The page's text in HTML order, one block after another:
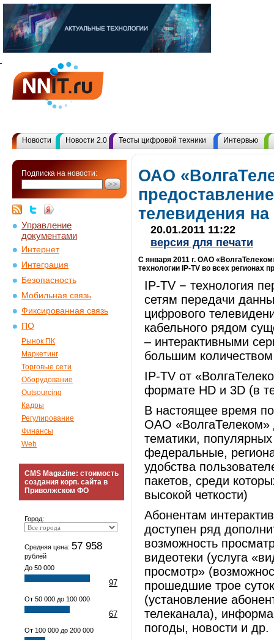
Новости Новости 2.0 Тесты цифровой техники Интервью
Подписка на новости:
Управление
документами
Интернет
Интеграция
Безопасность
Мобильная связь
Фиксированная связь
ПО
Рынок ПК
Маркетинг
Торговые сети
Оборудование
Outsourcing
Кадры
Регулирование
Финансы
Web
CMS Magazine: стоимость
создания корп. сайта в
Приволжском ФО
Город:
Средняя цена: 57 958
рублей
До 50 000
97
От 50 000 до 100 000
67
От 100 000 до 200 000
ОАО
телевидения
20.01.2011 11:22
версия для печати
С января 2011 г. ОАО
технологии IP-TV во всех регионах
IP-TV − технология
сетям передачи
цифрового
кабельного рядом
– интерактивными
большим
IP-TV от
формате HD и 3D (в
В настоящее время
ОАО «ВолгаТелеком»
тематики,
федеральные,
удобства
пакетов, среди
высокой четкости)
Абонентам
доступен ряд
возможность
видеотеки (услуга
просмотр»
прошедшие трое
(установление
телеканала),
погоды, новости и др.